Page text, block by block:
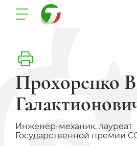
Прохоренко
Инженер-механик, лауреат
Государственной премии